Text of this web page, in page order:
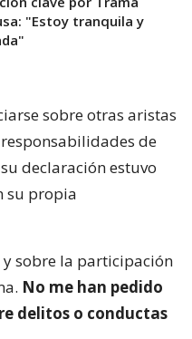
"Estoy tranquila y
sobre otras aristas
de
declaración estuvo
su propia
y sobre la participación
No me han pedido
delitos o conductas